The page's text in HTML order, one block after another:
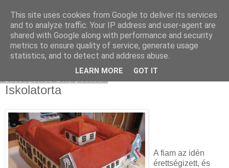
Moha Konyha
Iskolatorta
A fiam az idén
érettségizett, és
This site uses cookies from Google to deliver its services
and to analyze traffic. Your IP address and user-agent are
shared with Google along with performance and security
metrics to ensure quality of service, generate usage
statistics, and to detect and address abuse.
LEARN MORE GOT IT